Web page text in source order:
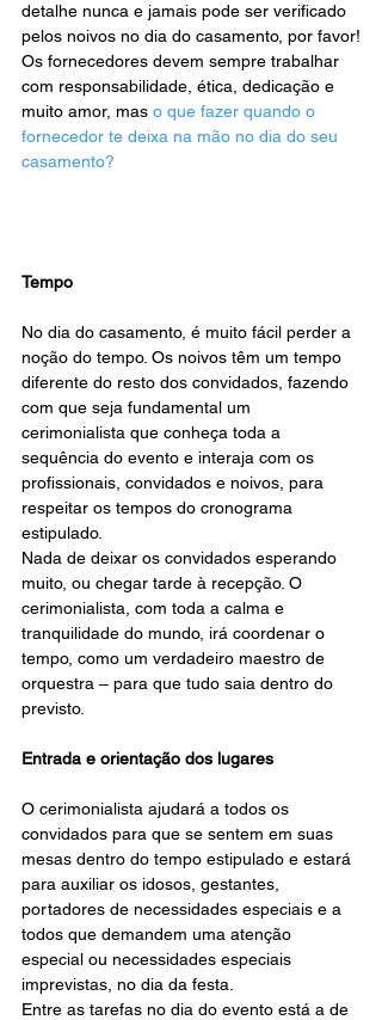
detalhe nunca e jamais pode ser verificado
pelos noivos no dia do casamento, por favor!
Os fornecedores devem sempre trabalhar
com responsabilidade, ética, dedicação e
muito amor, mas o que fazer quando o
fornecedor te deixa na mão no dia do seu
casamento?
Tempo
No dia do casamento, é muito fácil perder a
noção do tempo. Os noivos têm um tempo
diferente do resto dos convidados, fazendo
com que seja fundamental um
cerimonialista que conheça toda a
sequência do evento e interaja com os
profissionais, convidados e noivos, para
respeitar os tempos do cronograma
estipulado.
Nada de deixar os convidados esperando
muito, ou chegar tarde à recepção. O
cerimonialista, com toda a calma e
tranquilidade do mundo, irá coordenar o
tempo, como um verdadeiro maestro de
orquestra – para que tudo saia dentro do
previsto.
Entrada e orientação dos lugares
O cerimonialista ajudará a todos os
convidados para que se sentem em suas
mesas dentro do tempo estipulado e estará
para auxiliar os idosos, gestantes,
portadores de necessidades especiais e a
todos que demandem uma atenção
especial ou necessidades especiais
imprevistas, no dia da festa.
Entre as tarefas no dia do evento está a de